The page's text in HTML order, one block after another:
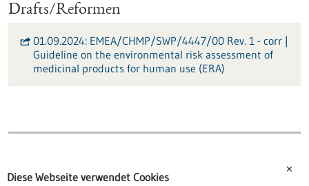
Drafts/Reformen
01.09.2024: EMEA/CHMP/SWP/4447/00 Rev. 1 - corr |
Guideline on the environmental risk assessment of
medicinal products for human use (ERA)
Beiträge/Podcasts ✕
Diese Webseite verwendet Cookies